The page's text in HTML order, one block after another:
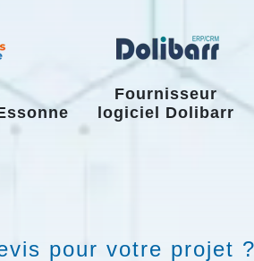
Fournisseur
logiciel Dolibarr
pour votre projet ?